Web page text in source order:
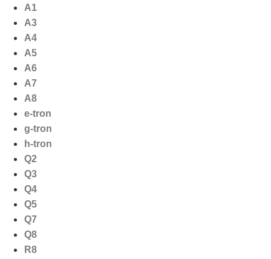
naar
inhoud
A1
A3
A4
A5
A6
A7
A8
e-tron
g-tron
h-tron
Q2
Q3
Q4
Q5
Q7
Q8
R8